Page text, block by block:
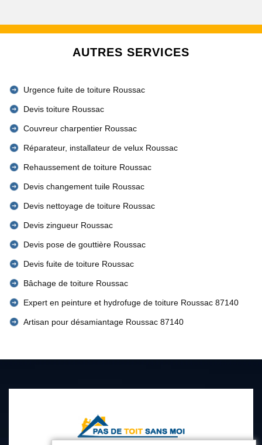
AUTRES SERVICES
Urgence fuite de toiture Roussac
Devis toiture Roussac
Couvreur charpentier Roussac
Réparateur, installateur de velux Roussac
Rehaussement de toiture Roussac
Devis changement tuile Roussac
Devis nettoyage de toiture Roussac
Devis zingueur Roussac
Devis pose de gouttière Roussac
Devis fuite de toiture Roussac
Bâchage de toiture Roussac
Expert en peinture et hydrofuge de toiture Roussac 87140
Artisan pour désamiantage Roussac 87140